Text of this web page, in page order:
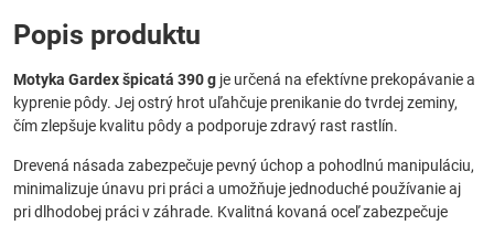
Popis produktu
Motyka Gardex špicatá 390 g je určená na efektívne prekopávanie a
kyprenie pôdy. Jej ostrý hrot uľahčuje prenikanie do tvrdej zeminy,
čím zlepšuje kvalitu pôdy a podporuje zdravý rast rastlín.
Drevená násada zabezpečuje pevný úchop a pohodlnú manipuláciu,
minimalizuje únavu pri práci a umožňuje jednoduché používanie aj
pri dlhodobej práci v záhrade. Kvalitná kovaná oceľ zabezpečuje